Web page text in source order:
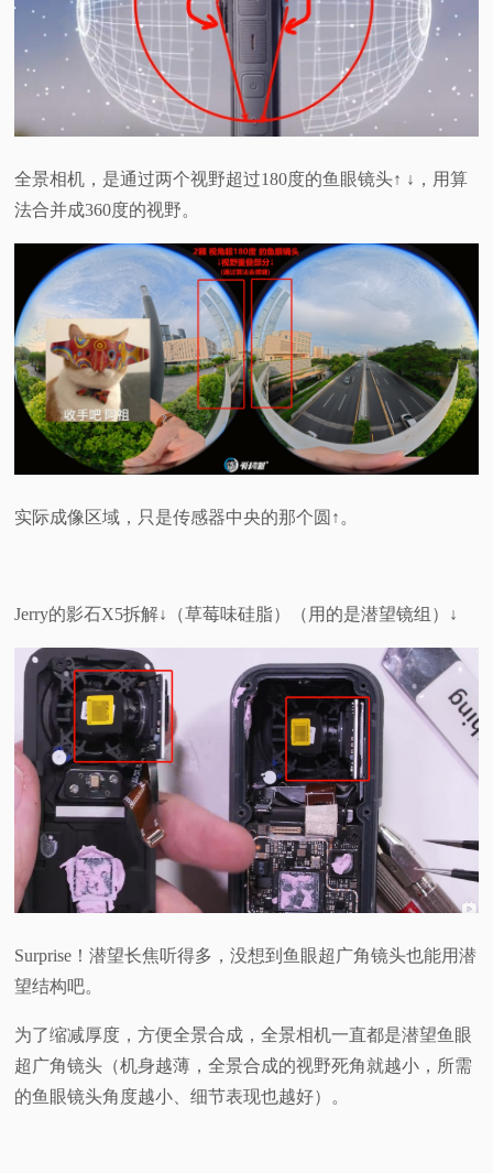
全景相机，是通过两个视野超过180度的鱼眼镜头↑ ↓，用算
法合并成360度的视野。
实际成像区域，只是传感器中央的那个圆↑。
Jerry的影石X5拆解↓（草莓味硅脂）（用的是潜望镜组）↓
Surprise！潜望长焦听得多，没想到鱼眼超广角镜头也能用潜
望结构吧。
为了缩减厚度，方便全景合成，全景相机一直都是潜望鱼眼
超广角镜头（机身越薄，全景合成的视野死角就越小，所需
的鱼眼镜头角度越小、细节表现也越好）。